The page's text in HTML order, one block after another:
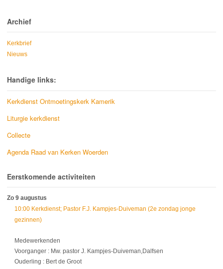
Archief
Kerkbrief
Nieuws
Handige links:
Kerkdienst Ontmoetingskerk Kamerik
Liturgie kerkdienst
Collecte
Agenda Raad van Kerken Woerden
Eerstkomende activiteiten
Zo 9 augustus
10:00 Kerkdienst; Pastor F.J. Kampjes-Duiveman (2e zondag jonge
gezinnen)
Medewerkenden
Voorganger : Mw. pastor J. Kampjes-Duiveman,Dalfsen
Ouderling : Bert de Groot